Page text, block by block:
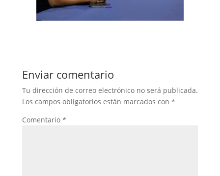
Enviar comentario
Tu dirección de correo electrónico no será publicada.
Los campos obligatorios están marcados con *
Comentario *